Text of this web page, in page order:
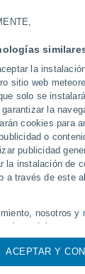
la
sitio web
solo se
la
cookies para
o
publicidad
la instalación de
a través de este
nosotros y
únicos o
y procesar
web, las
cookies. Es
ACEPTAR Y